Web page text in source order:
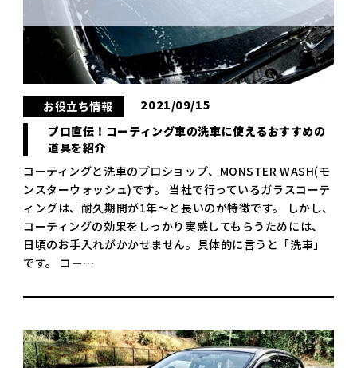
お役立ち情報
2021/09/15
プロ直伝！コーティング車の洗車に使えるおすすめの
道具を紹介
コーティングと洗車のプロショップ、MONSTER WASH(モ
ンスターウォッシュ)です。 当社で行っているガラスコーテ
ィングは、耐久期間が1年～と長いのが特徴です。 しかし、
コーティングの効果をしっかり実感してもらうためには、
日頃のお手入れがかかせません。具体的に言うと「洗車」
です。 コー…